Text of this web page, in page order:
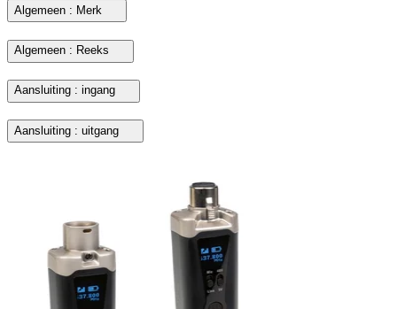
Algemeen : Merk
Algemeen : Reeks
Aansluiting : ingang
Aansluiting : uitgang